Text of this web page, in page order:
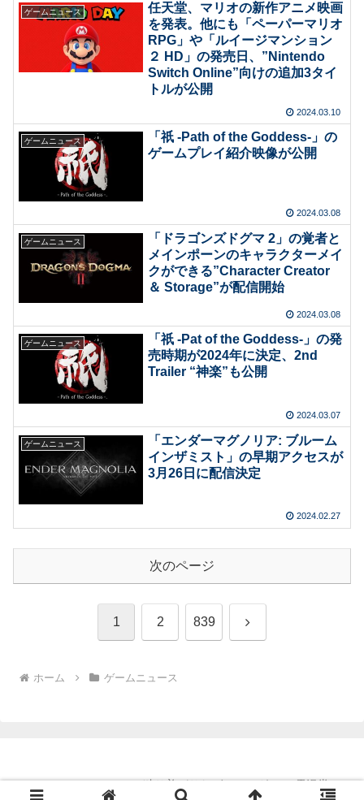
ゲームニュース
任天堂、マリオの新作アニメ映画
を発表。他にも「ペーパーマリオ
RPG」や「ルイージマンション
２ HD」の発売日、”Nintendo
Switch Online”向けの追加3タイ
トルが公開
2024.03.10
ゲームニュース
「祇 -Path of the Goddess-」の
ゲームプレイ紹介映像が公開
2024.03.08
ゲームニュース
「ドラゴンズドグマ 2」の覚者と
メインポーンのキャラクターメイ
クができる”Character Creator
＆ Storage”が配信開始
2024.03.08
ゲームニュース
「祇 -Pat of the Goddess-」の発
売時期が2024年に決定、2nd
Trailer “神楽”も公開
2024.03.07
ゲームニュース
「エンダーマグノリア: ブルーム
インザミスト」の早期アクセスが
3月26日に配信決定
2024.02.27
次のページ
1 2 839 次
ホーム ゲームニュース
Copyright © 2011-2026 独り善がりなゲームログ with 電漫堂 All